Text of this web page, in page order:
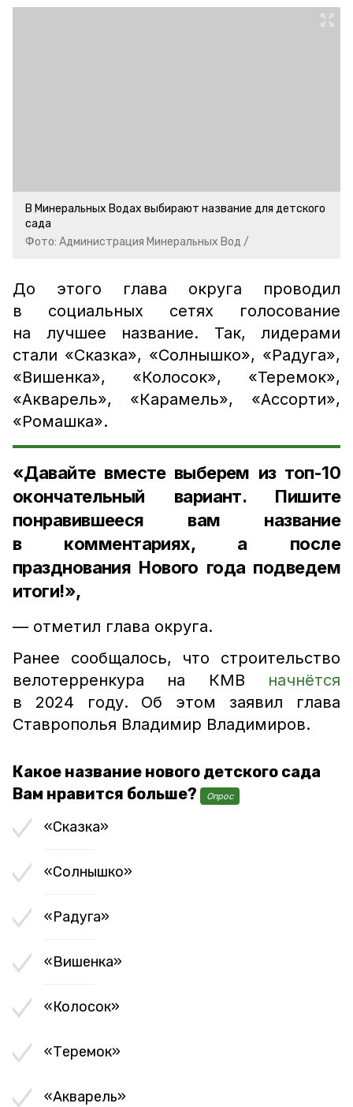
В Минеральных Водах выбирают название для детского
сада
Фото: Администрация Минеральных Вод /
До этого глава округа проводил
в социальных сетях голосование
на лучшее название. Так, лидерами
стали «Сказка», «Солнышко», «Радуга»,
«Вишенка», «Колосок», «Теремок»,
«Акварель», «Карамель», «Ассорти»,
«Ромашка».
«Давайте вместе выберем из топ-10
окончательный вариант. Пишите
понравившееся вам название
в комментариях, а после
празднования Нового года подведем
итоги!»,
— отметил глава округа.
Ранее сообщалось, что строительство
велотерренкура на КМВ начнётся
в 2024 году. Об этом заявил глава
Ставрополья Владимир Владимиров.
Какое название нового детского сада
Вам нравится больше?
Опрос
«Сказка»
«Солнышко»
«Радуга»
«Вишенка»
«Колосок»
«Теремок»
«Акварель»